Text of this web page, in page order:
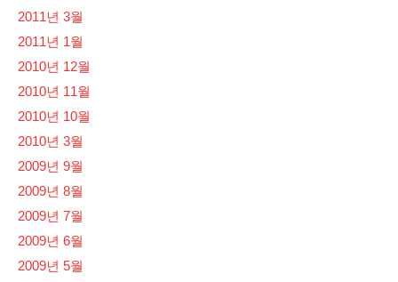
2011년 3월
2011년 1월
2010년 12월
2010년 11월
2010년 10월
2010년 3월
2009년 9월
2009년 8월
2009년 7월
2009년 6월
2009년 5월